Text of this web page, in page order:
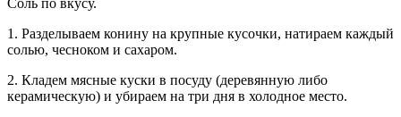
1. Разделываем конину на крупные кусочки, натираем каждый
солью, чесноком и сахаром.
2. Кладем мясные куски в посуду (деревянную либо
керамическую) и убираем на три дня в холодное место.